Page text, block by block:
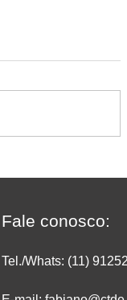
Fale conosco:
Tel./Whats: (11) 91252